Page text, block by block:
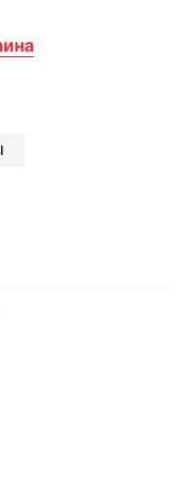
X
в Viber
в Whatsapp
в Messenger
в LinkedIn
в Google news
в Viber
в LinkedIn